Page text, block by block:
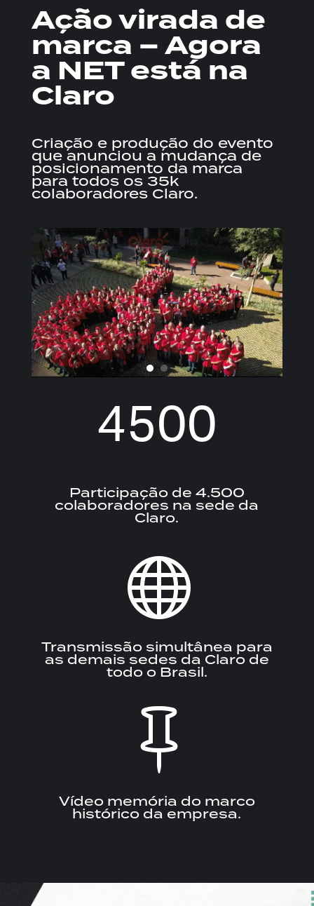
Ação virada de
marca – Agora
a NET está na
Claro
Criação e produção do evento
que anunciou a mudança de
posicionamento da marca
para todos os 35k
colaboradores Claro.
4500
Participação de 4.500
colaboradores na sede da
Claro.

Transmissão simultânea para
as demais sedes da Claro de
todo o Brasil.

Vídeo memória do marco
histórico da empresa.